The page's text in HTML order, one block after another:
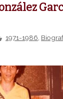
1971-1986,